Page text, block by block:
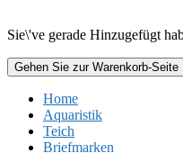
Sie\'ve gerade Hinzugefügt
Gehen Sie zur Warenkorb-Seite
Home
Aquaristik
Teich
Briefmarken